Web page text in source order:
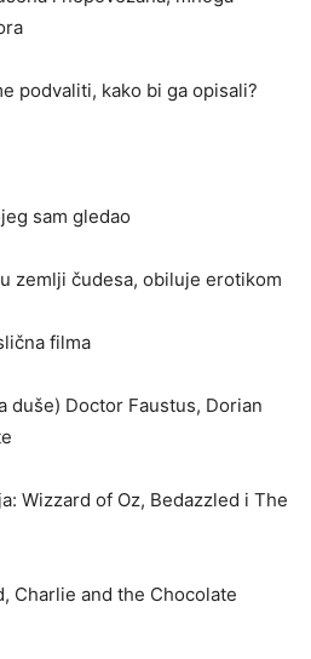
podvaliti, kako bi ga opisali?
sam gledao
zemlji čudesa, obiluje erotikom
filma
duše) Doctor Faustus, Dorian
Wizzard of Oz, Bedazzled i The
Charlie and the Chocolate